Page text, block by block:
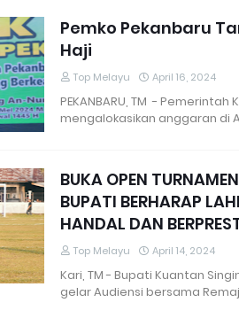
Pemko Pekanbaru
Haji
Top Melayu April 16, 2024
PEKANBARU, TM -
mengalokasikan anggaran di
BUKA OPEN
BUPATI BERHARAP
HANDAL DAN
Top Melayu April 14, 2024
Kari, TM - Bupati Kuantan
gelar Audiensi bersama